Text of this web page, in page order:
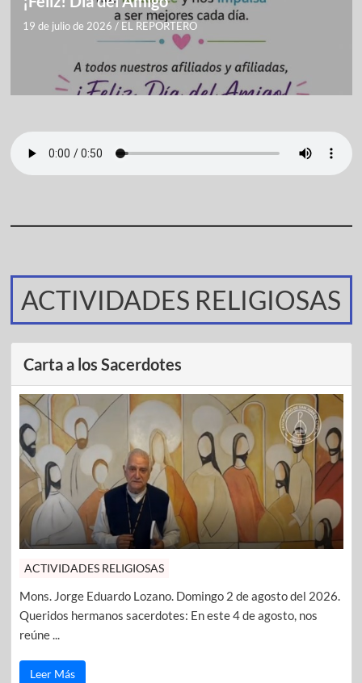
19 de julio de 2026 / EL REPORTERO
ACTIVIDADES RELIGIOSAS
Carta a los Sacerdotes
ACTIVIDADES RELIGIOSAS
Mons. Jorge Eduardo Lozano. Domingo 2 de agosto del 2026.
Queridos hermanos sacerdotes: En este 4 de agosto, nos
reúne ...
Leer Más